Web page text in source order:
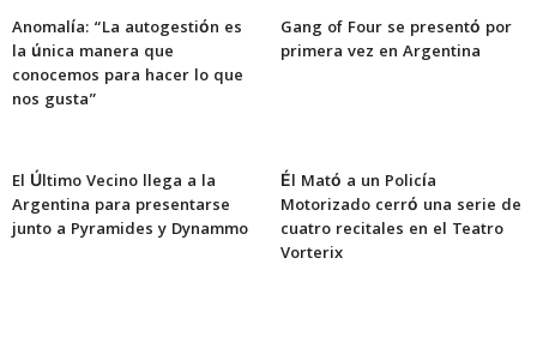
Anomalía: “La autogestión es
la única manera que
conocemos para hacer lo que
nos gusta”
Gang of Four se presentó por
primera vez en Argentina
El Último Vecino llega a la
Argentina para presentarse
junto a Pyramides y Dynammo
Él Mató a un Policía
Motorizado cerró una serie de
cuatro recitales en el Teatro
Vorterix